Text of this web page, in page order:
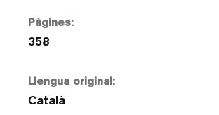
Pàgines:
358
Llengua original:
Català